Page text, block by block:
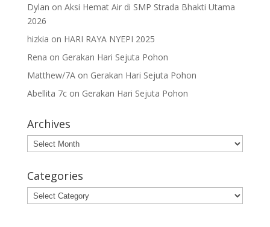
Dylan on Aksi Hemat Air di SMP Strada Bhakti Utama
2026
hizkia on HARI RAYA NYEPI 2025
Rena on Gerakan Hari Sejuta Pohon
Matthew/7Aon Gerakan Hari Sejuta Pohon
Abellita 7con Gerakan Hari Sejuta Pohon
Archives
Archives
Categories
Categories